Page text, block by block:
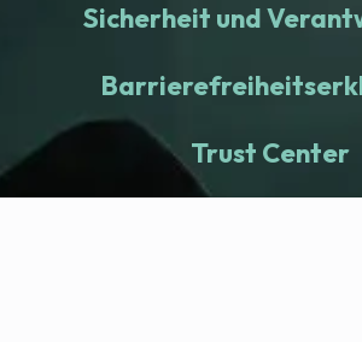
Sicherheit und
Trust Center